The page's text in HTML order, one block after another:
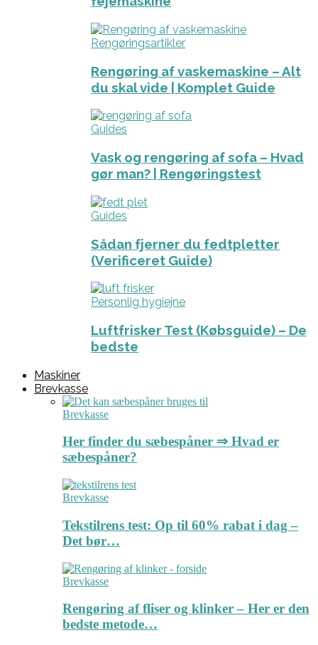
Rengøringsartikler
Rengøring af vaskemaskine – Alt
du skal vide | Komplet Guide
Guides
Vask og rengøring af sofa – Hvad
gør man? | Rengøringstest
Guides
Sådan fjerner du fedtpletter
(Verificeret Guide)
Personlig hygiejne
Luftfrisker Test (Købsguide) – De
bedste
Maskiner
Brevkasse
Brevkasse
Her finder du sæbespåner ⇒ Hvad er
sæbespåner?
Brevkasse
Tekstilrens test: Op til 60% rabat i dag –
Det bør…
Brevkasse
Rengøring af fliser og klinker – Her er den
bedste metode…